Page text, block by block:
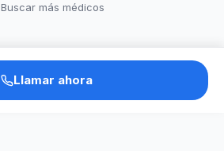
Buscar más médicos
Llamar ahora